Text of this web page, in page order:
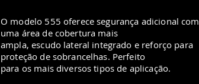
O modelo 555 oferece segurança adicional com
uma área de cobertura mais
ampla, escudo lateral integrado e reforço para
proteção de sobrancelhas. Perfeito
para os mais diversos tipos de aplicação.